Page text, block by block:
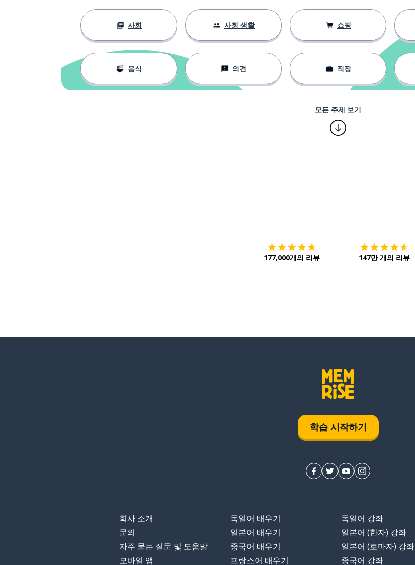
사회 사회 생활 쇼핑
음식 의견 직장
모든 주제 보기
177,000개의 리뷰 147만 개의 리뷰
학습 시작하기
회사 소개
문의
자주 묻는 질문 및 도움말
모바일 앱
독일어 배우기
일본어 배우기
중국어 배우기
프랑스어 배우기
독일어 강좌
일본어 (한자) 강좌
일본어 (로마자) 강좌
중국어 강좌